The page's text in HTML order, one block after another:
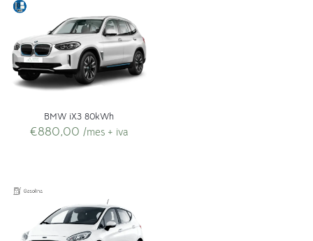
BMW iX3 80kWh
€880,00 /mes + iva